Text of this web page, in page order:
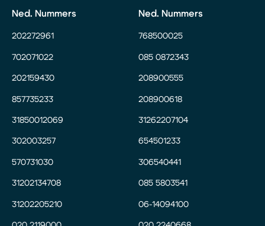
Ned. Nummers
202272961
702071022
202159430
857735233
31850012069
302003257
570731030
31202134708
31202205210
Ned. Nummers
768500025
085 0872343
208900555
208900618
31262207104
654501233
306540441
085 5803541
06-14094100